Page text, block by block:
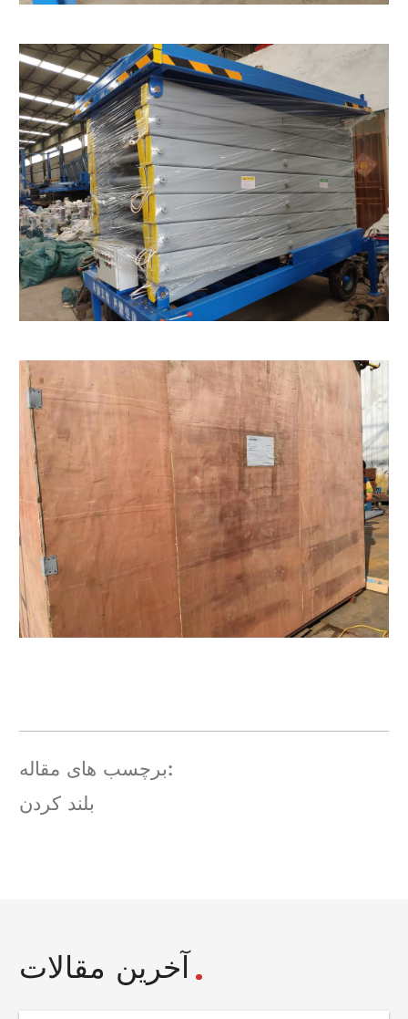
برچسب های مقاله:
بلند کردن
آخرین مقالات